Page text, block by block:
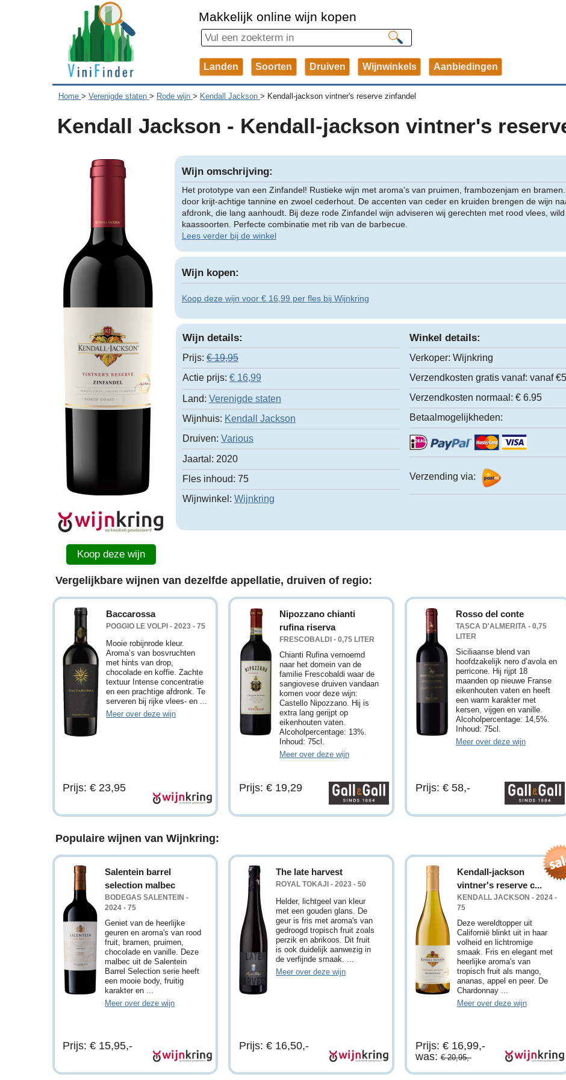
Makkelijk online wijn kopen
Landen Soorten Druiven Wijnwinkels Aanbiedingen
Home > Verenigde staten > Rode wijn > Kendall Jackson > Kendall-jackson vintner's reserve zinfandel
Kendall Jackson - Kendall-jackson vintner's
Koop deze wijn
Wijn omschrijving:
Het prototype van een Zinfandel! Rustieke wijn met aroma’s van pruimen, frambozenjam en
door krijt-achtige tannine en zwoel cederhout. De accenten van ceder en kruiden brengen de wijn
afdronk, die lang aanhoudt. Bij deze rode Zinfandel wijn adviseren wij gerechten met rood vlees,
kaassoorten. Perfecte combinatie met rib van de barbecue.
Lees verder bij de winkel
Wijn kopen:
Koop deze wijn voor € 16,99 per fles bij Wijnkring
Wijn details:
Prijs: € 19,95
Actie prijs: € 16,99
Land: Verenigde staten
Wijnhuis: Kendall Jackson
Druiven: Various
Jaartal: 2020
Fles inhoud: 75
Wijnwinkel: Wijnkring
Winkel details:
Verkoper: Wijnkring
Verzendkosten gratis vanaf: vanaf
Verzendkosten normaal: € 6.95
Betaalmogelijkheden:
Verzending via:
Vergelijkbare wijnen van dezelfde appellatie, druiven of regio:
Baccarossa
POGGIO LE VOLPI - 2023 - 75
Mooie robijnrode kleur.
Aroma’s van bosvruchten
met hints van drop,
chocolade en koffie. Zachte
textuur Intense concentratie
en een prachtige afdronk. Te
serveren bij rijke vlees- en ...
Meer over deze wijn
Prijs: € 23,95
Nipozzano chianti
rufina riserva
FRESCOBALDI - 0,75 LITER
Chianti Rufina vernoemd
naar het domein van de
familie Frescobaldi waar de
sangiovese druiven vandaan
komen voor deze wijn:
Castello Nipozzano. Hij is
extra lang gerijpt op
eikenhouten vaten.
Alcoholpercentage: 13%.
Inhoud: 75cl.
Meer over deze wijn
Prijs: € 19,29
Rosso del conte
TASCA D'ALMERITA - 0,75
LITER
Siciliaanse blend van
hoofdzakelijk nero d’avola en
perricone. Hij rijpt 18
maanden op nieuwe Franse
eikenhouten vaten en heeft
een warm karakter met
kersen, vijgen en vanille.
Alcoholpercentage: 14,5%.
Inhoud: 75cl.
Meer over deze wijn
Prijs: € 58,-
Populaire wijnen van Wijnkring:
Salentein barrel
selection malbec
BODEGAS SALENTEIN -
2024 - 75
Geniet van de heerlijke
geuren en aroma's van rood
fruit, bramen, pruimen,
chocolade en vanille. Deze
malbec uit de Salentein
Barrel Selection serie heeft
een mooie body, fruitig
karakter en ...
Meer over deze wijn
Prijs: € 15,95,-
The late harvest
ROYAL TOKAJI - 2023 - 50
Helder, lichtgeel van kleur
met een gouden glans. De
geur is fris met aroma's van
gedroogd tropisch fruit zoals
perzik en abrikoos. Dit fruit
is ook duidelijk aanwezig in
de verfijnde smaak. ...
Meer over deze wijn
Prijs: € 16,50,-
Kendall-jackson
vintner's reserve c...
KENDALL JACKSON - 2024 -
75
Deze wereldtopper uit
Californië blinkt uit in haar
volheid en lichtromige
smaak. Fris en elegant met
heerlijke aroma's van
tropisch fruit als mango,
ananas, appel en peer. De
Chardonnay ...
Meer over deze wijn
Prijs: € 16,99,-
was:€ 20,95,-